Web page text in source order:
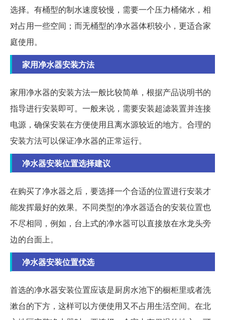
选择。有桶型的制水速度较慢，需要一个压力桶储水，相
对占用一些空间；而无桶型的净水器体积较小，更适合家
庭使用。
家用净水器安装方法
家用净水器的安装方法一般比较简单，根据产品说明书的
指导进行安装即可。一般来说，需要安装超滤装置并连接
电源，确保安装在方便使用且离水源较近的地方。合理的
安装方法可以保证净水器的正常运行。
净水器安装位置选择建议
在购买了净水器之后，要选择一个合适的位置进行安装才
能发挥最好的效果。不同类型的净水器适合的安装位置也
不尽相同，例如，台上式的净水器可以直接放在水龙头旁
边的台面上。
净水器安装位置优选
首选的净水器安装位置应该是厨房水池下的橱柜里或者洗
漱台的下方，这样可以方便使用又不占用生活空间。在北